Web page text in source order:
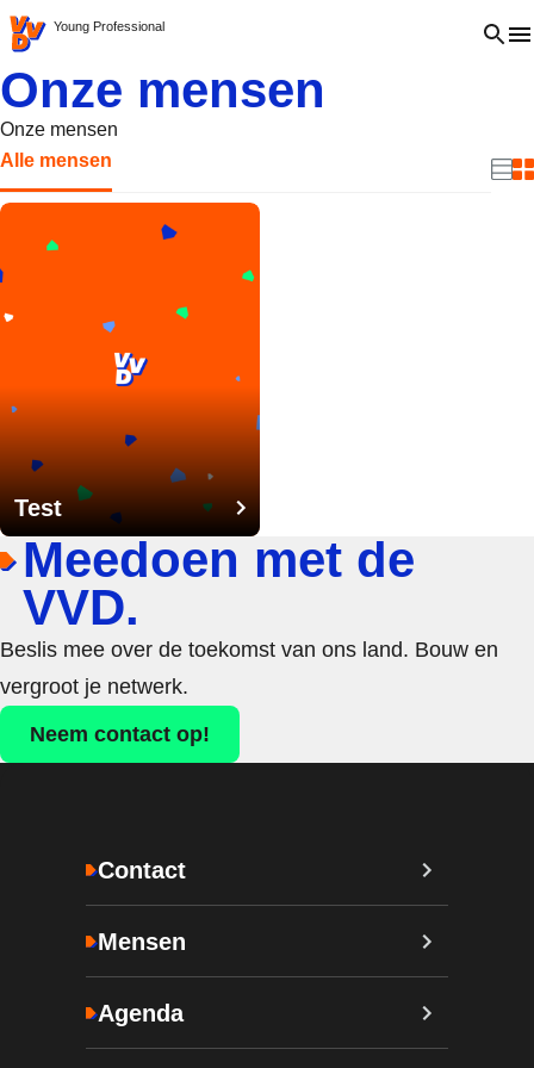
VVD.nl - Ga naar de homepage
Young Professional Open
Onze mensen
Onze mensen
Alle mensen
Test
Meedoen met de
VVD.
Beslis mee over de toekomst van ons land. Bouw en
vergroot je netwerk.
Neem contact op!
Contact
Mensen
Agenda